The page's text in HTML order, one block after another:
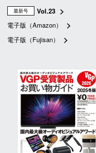
最新号
Vol.23
電子版（Amazon）
電子版（Fujisan）